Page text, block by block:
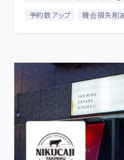
予約数アップ
機会損失削